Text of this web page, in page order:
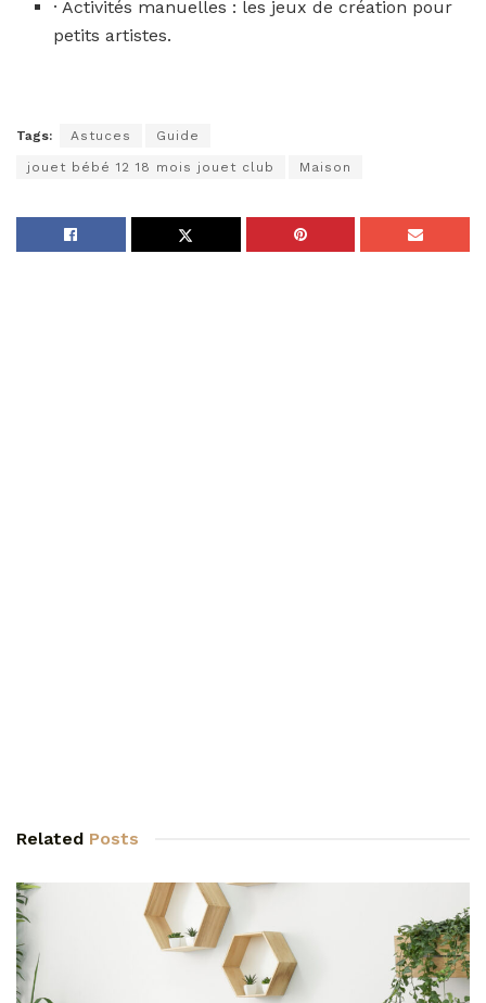
· Activités manuelles : les jeux de création pour
petits artistes.
Tags: Astuces Guide
jouet bébé 12 18 mois jouet club Maison
Related Posts